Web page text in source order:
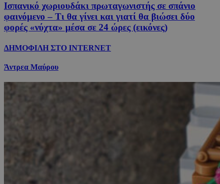
Ισπανικό χωριουδάκι πρωταγωνιστής σε σπάνιο
φαινόμενο – Τι θα γίνει και γιατί θα βιώσει δύο
φορές «νύχτα» μέσα σε 24 ώρες (εικόνες)
ΔΗΜΟΦΙΛΗ ΣΤΟ INTERNET
Άντρεα Μαύρου